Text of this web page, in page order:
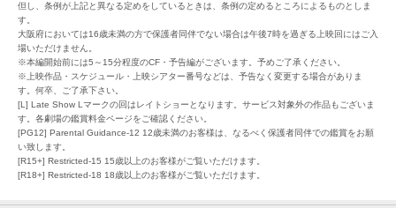
但し、条例が上記と異なる定めをしているときは、条例の定めるところによるものとしま
す。
大阪府においては16歳未満の方で保護者同伴でない場合は午後7時を過ぎる上映回にはご入
場いただけません。
※本編開始前には5～15分程度のCF・予告編がございます。予めご了承ください。
※上映作品・スケジュール・上映シアター番号などは、予告なく変更する場合がありま
す。何卒、ご了承下さい。
[L] Late Show Lマークの回はレイトショーとなります。サービス対象外の作品もございま
す。各劇場の鑑賞料金ページをご確認ください。
[PG12] Parental Guidance-12 12歳未満のお客様は、なるべく保護者同伴での鑑賞をお願
い致します。
[R15+] Restricted-15 15歳以上のお客様がご覧いただけます。
[R18+] Restricted-18 18歳以上のお客様がご覧いただけます。